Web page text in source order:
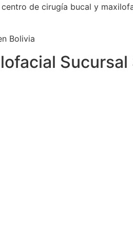
de cirugía bucal y
Sucursal